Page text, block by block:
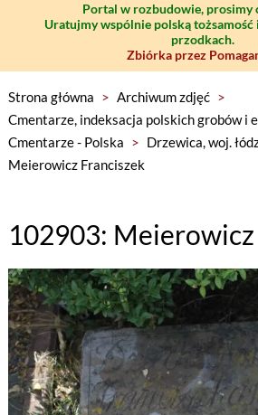
Portal w rozbudowie, prosimy
Uratujmy wspólnie polską tożsamość
przodkach.
Zbiórka przez
Strona główna > Archiwum zdjęć >
Cmentarze, indeksacja polskich grobów i
Cmentarze - Polska > Drzewica, woj.
Meierowicz Franciszek
102903: Meierowicz